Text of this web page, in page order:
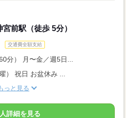
前駅（徒歩 5分）
交通費全額支給
分） 月〜金／週5日...
） 祝日 お盆休み ...
っと見る
詳細を見る